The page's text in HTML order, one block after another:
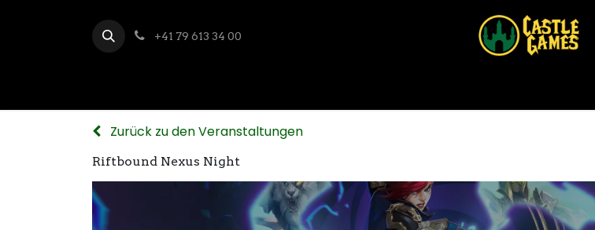
+41 79 613 34 00
Zurück zu den Veranstaltungen
Riftbound Nexus Night